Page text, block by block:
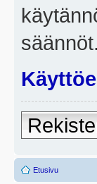
säännöt.
Etusivu